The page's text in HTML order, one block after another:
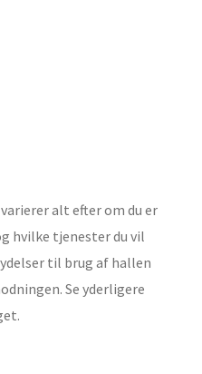
alt efter om du er
hvilke tjenester du vil
til brug af hallen
Se yderligere